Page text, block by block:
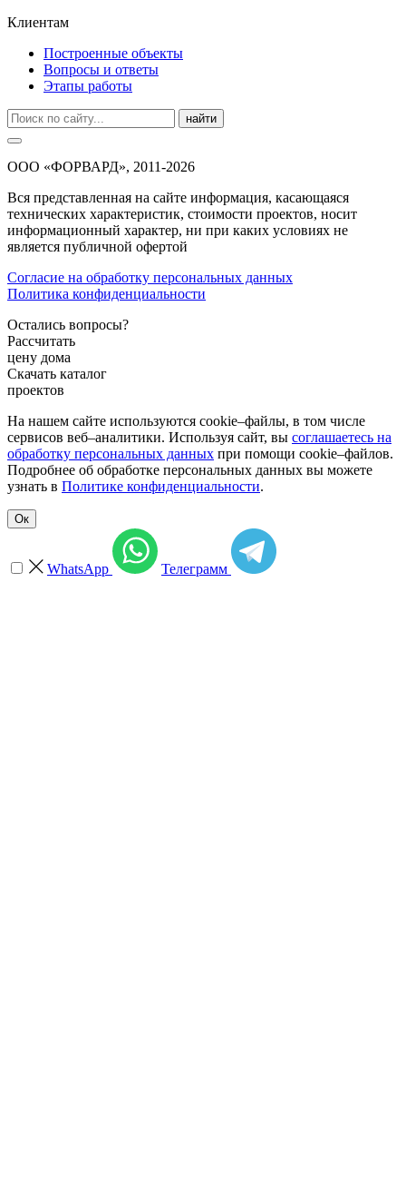
Клиентам
Построенные объекты
Вопросы и ответы
Этапы работы
найти
ООО «ФОРВАРД», 2011-2026
Вся представленная на сайте информация, касающаяся
технических характеристик, стоимости проектов, носит
информационный характер, ни при каких условиях не
является публичной офертой
Согласие на обработку персональных данных
Политика конфиденциальности
Остались вопросы?
Рассчитать
цену дома
Скачать каталог
проектов
На нашем сайте используются cookie–файлы, в том числе
сервисов веб–аналитики. Используя сайт, вы соглашаетесь на
обработку персональных данных при помощи cookie–файлов.
Подробнее об обработке персональных данных вы можете
узнать в Политике конфиденциальности.
Ок
WhatsApp Телеграмм